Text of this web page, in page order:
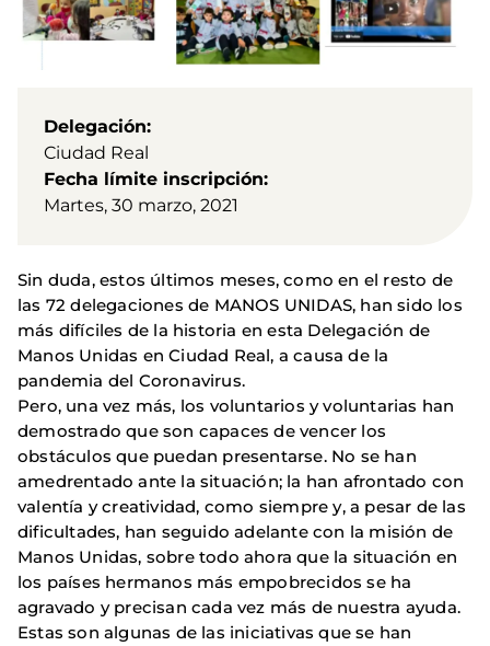
Delegación
Ciudad Real
Fecha límite inscripción
Martes, 30 marzo, 2021
Sin duda, estos últimos meses, como en el resto de
las 72 delegaciones de MANOS UNIDAS, han sido los
más difíciles de la historia en esta Delegación de
Manos Unidas en Ciudad Real, a causa de la
pandemia del Coronavirus.
Pero, una vez más, los voluntarios y voluntarias han
demostrado que son capaces de vencer los
obstáculos que puedan presentarse. No se han
amedrentado ante la situación; la han afrontado con
valentía y creatividad, como siempre y, a pesar de las
dificultades, han seguido adelante con la misión de
Manos Unidas, sobre todo ahora que la situación en
los países hermanos más empobrecidos se ha
agravado y precisan cada vez más de nuestra ayuda.
Estas son algunas de las iniciativas que se han